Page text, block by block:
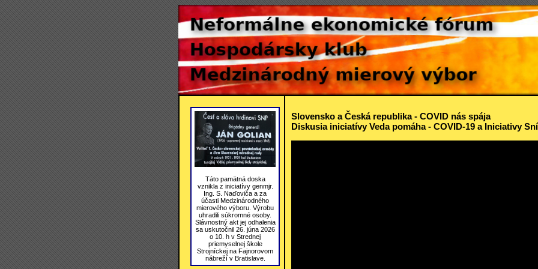
Táto pamätná doska
vznikla z iniciatívy genmjr.
Ing. S. Naďoviča a za
účasti Medzinárodného
mierového výboru. Výrobu
uhradili súkromné osoby.
Slávnostný akt jej odhalenia
sa uskutočnil 26. júna 2026
o 10. h v Strednej
priemyselnej škole
Strojníckej na Fajnorovom
nábreží v Bratislave.
Slovensko a Česká republika - COVID nás spája
Diskusia iniciatívy Veda pomáha - COVID-19 a Iniciativy